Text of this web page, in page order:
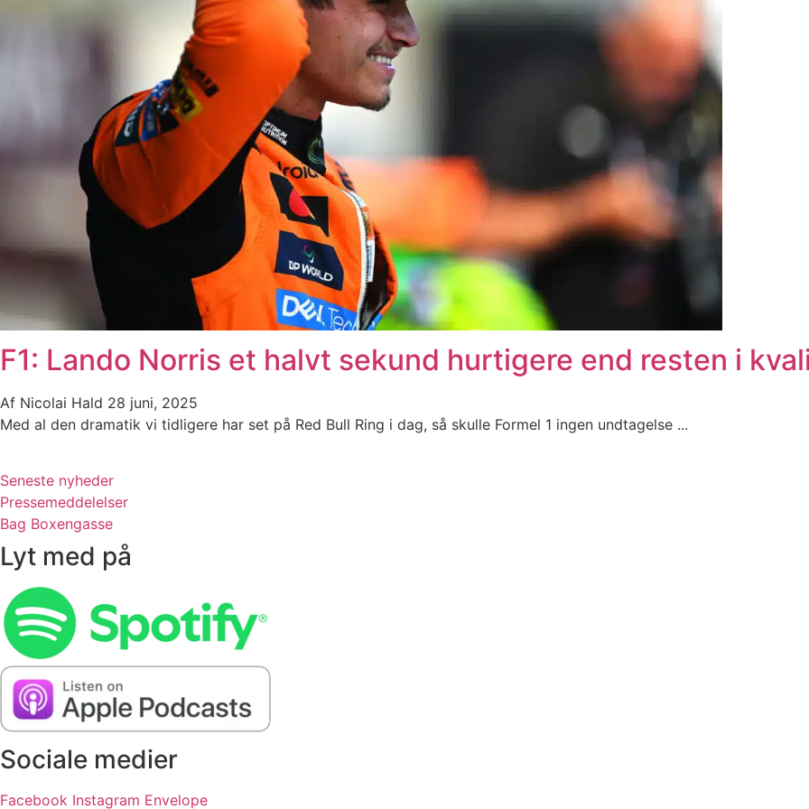
F1: Lando Norris et halvt sekund hurtigere end resten i
Af Nicolai Hald 28 juni, 2025
Med al den dramatik vi tidligere har set på Red Bull Ring i dag, så skulle Formel 1 ingen undtagelse ...
Seneste nyheder
Pressemeddelelser
Bag Boxengasse
Lyt med på
Sociale medier
Facebook Instagram Envelope